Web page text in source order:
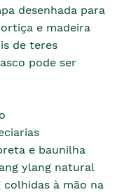
desenhada para
e madeira
de teres
pode ser
e baunilha
ylang natural
à mão na